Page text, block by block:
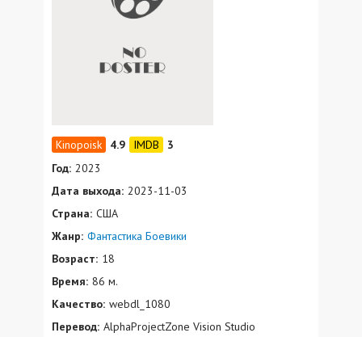
4.9
3
Год: 2023
Дата выхода: 2023-11-03
Страна: США
Жанр: Фантастика Боевики
Возраст: 18
Время: 86 м.
Качество: webdl_1080
Перевод: AlphaProjectZone Vision Studio